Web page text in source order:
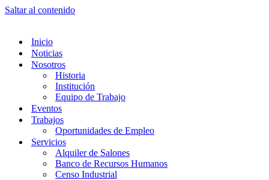
Saltar al contenido
Inicio
Noticias
Nosotros
Historia
Institución
Equipo de Trabajo
Eventos
Trabajos
Oportunidades de Empleo
Servicios
Alquiler de Salones
Banco de Recursos Humanos
Censo Industrial